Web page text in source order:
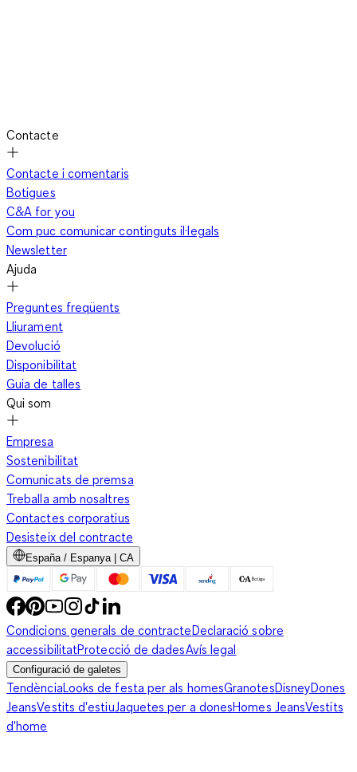
Contacte
Contacte i comentaris
Botigues
C&A for you
Com puc comunicar continguts il·legals
Newsletter
Ajuda
Preguntes freqüents
Lliurament
Devolució
Disponibilitat
Guia de talles
Qui som
Empresa
Sostenibilitat
Comunicats de premsa
Treballa amb nosaltres
Contactes corporatius
Desisteix del contracte
España / Espanya | CA
Condicions generals de contracteDeclaració sobre
accessibilitatProtecció de dadesAvís legal
Configuració de galetes
TendènciaLooks de festa per als homesGranotesDisneyDones
JeansVestits d'estiuJaquetes per a donesHomes JeansVestits
d'home